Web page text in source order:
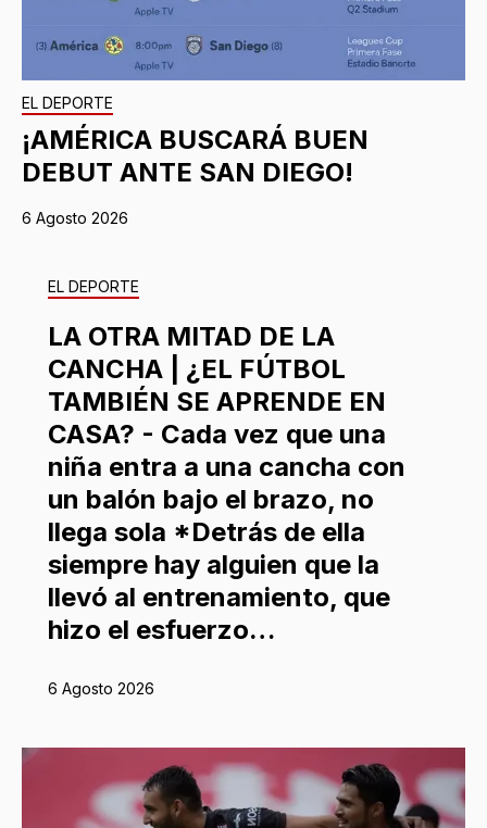
EL DEPORTE
¡AMÉRICA BUSCARÁ BUEN
DEBUT ANTE SAN DIEGO!
6 Agosto 2026
EL DEPORTE
LA OTRA MITAD DE LA
CANCHA | ¿EL FÚTBOL
TAMBIÉN SE APRENDE EN
CASA? - Cada vez que una
niña entra a una cancha con
un balón bajo el brazo, no
llega sola *Detrás de ella
siempre hay alguien que la
llevó al entrenamiento, que
hizo el esfuerzo…
6 Agosto 2026